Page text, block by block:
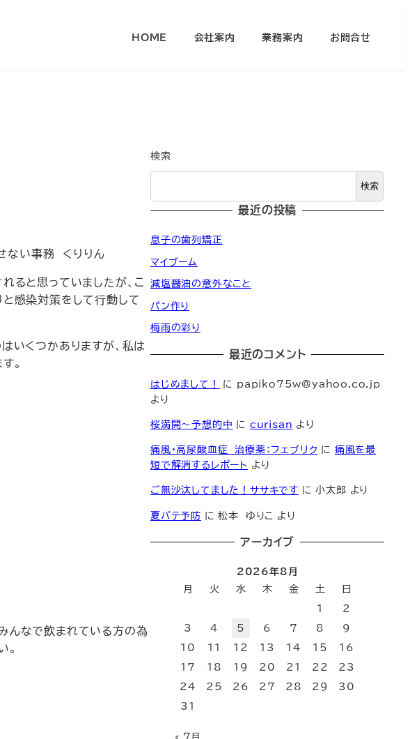
HOME 会社案内 業務案内 お問合せ
ない事務 くりりん
ると思っていましたが、こ
感染対策をして行動して
いくつかありますが、私は
。
んなで飲まれている方の為
。
検索
検索
最近の投稿
息子の歯列矯正
マイブーム
減塩醤油の意外なこと
パン作り
梅雨の彩り
最近のコメント
はじめまして！ に papiko75w@yahoo.co.jp
より
桜満開～予想的中 に curisan より
痛風・高尿酸血症 治療薬：フェブリク に 痛風を最
短で解消するレポート より
ご無沙汰してました！ササキです に小太郎 より
夏バテ予防 に松本 ゆりこ より
アーカイブ
2026年8月
月
火 水 木 金 土
日
1
2
3
4 5 6 7 8
9
10
11 12 13 14 15
16
17
18 19 20 21 22
23
24
25 26 27 28 29
30
31
« 7月